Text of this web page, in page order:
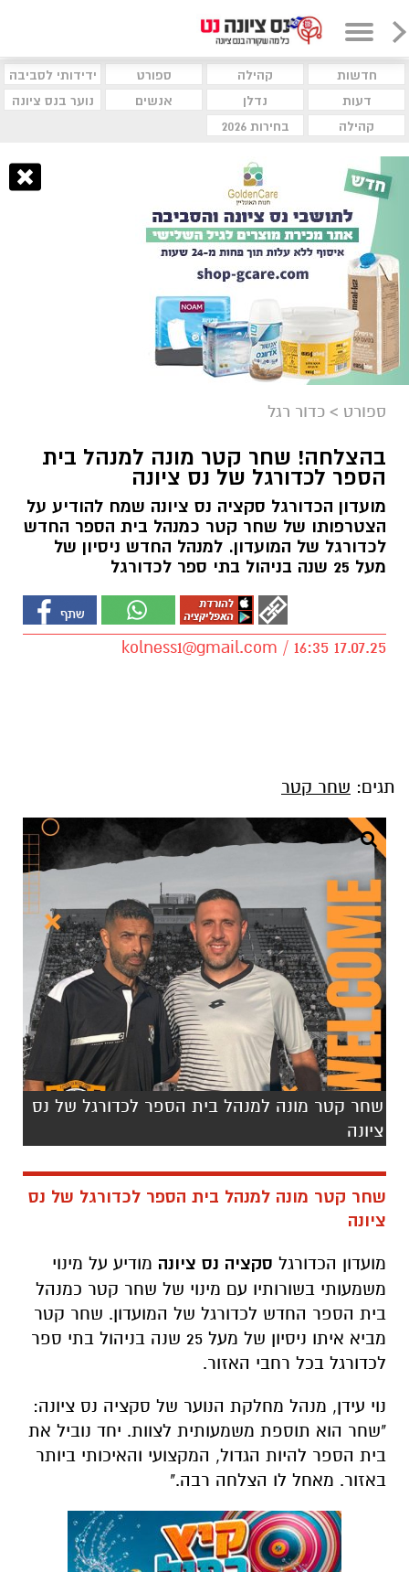
חדשות קהילה ספורט
ידידותי לסביבה
דעות
נדלן אנשים
נוער בנס ציונה
קהילה
בחירות 2026
ספורט > כדור רגל
בהצלחה! שחר קטר מונה למנהל בית
הספר לכדורגל של נס ציונה
מועדון הכדורגל סקציה נס ציונה שמח להודיע על
הצטרפותו של שחר קטר כמנהל בית הספר החדש
לכדורגל של המועדון. למנהל החדש ניסיון של
מעל 25 שנה בניהול בתי ספר לכדורגל
kolness1@gmail.com / 16:35 17.07.25
תגים: שחר קטר
שחר קטר מונה למנהל בית הספר לכדורגל של נס
ציונה
שחר קטר מונה למנהל בית הספר לכדורגל של נס
ציונה
מועדון הכדורגל סקציה נס ציונה מודיע על מינוי
משמעותי בשורותיו עם מינוי של שחר קטר כמנהל
בית הספר החדש לכדורגל של המועדון. שחר קטר
מביא איתו ניסיון של מעל 25 שנה בניהול בתי ספר
לכדורגל בכל רחבי האזור.
נוי עידן, מנהל מחלקת הנוער של סקציה נס ציונה:
"שחר הוא תוספת משמעותית לצוות. יחד נוביל את
בית הספר להיות הגדול, המקצועי והאיכותי ביותר
באזור. מאחל לו הצלחה רבה."